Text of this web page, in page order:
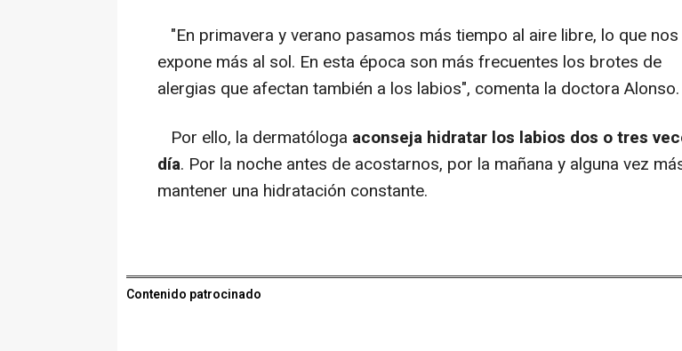
"En primavera y verano pasamos más tiempo al aire libre, lo que nos
expone más al sol. En esta época son más frecuentes los brotes de
alergias que afectan también a los labios", comenta la doctora Alonso.
Por ello, la dermatóloga aconseja hidratar los labios dos o tres
día. Por la noche antes de acostarnos, por la mañana y alguna vez
mantener una hidratación constante.
Contenido patrocinado